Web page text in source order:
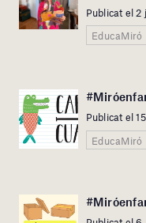
Publicat el 2
EducaMiró
Publicat el
EducaMiró